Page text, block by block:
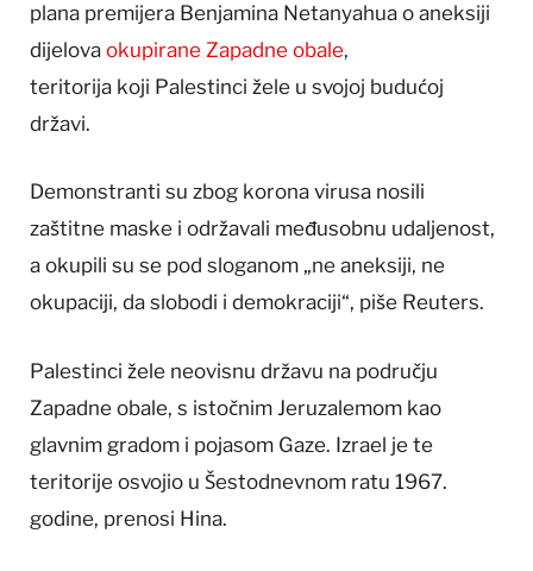
plana premijera Benjamina Netanyahua o aneksiji
dijelova okupirane Zapadne obale,
teritorija koji Palestinci žele u svojoj budućoj
državi.
Demonstranti su zbog korona virusa nosili
zaštitne maske i održavali međusobnu udaljenost,
a okupili su se pod sloganom „ne aneksiji, ne
okupaciji, da slobodi i demokraciji“, piše Reuters.
Palestinci žele neovisnu državu na području
Zapadne obale, s istočnim Jeruzalemom kao
glavnim gradom i pojasom Gaze. Izrael je te
teritorije osvojio u Šestodnevnom ratu 1967.
godine, prenosi Hina.